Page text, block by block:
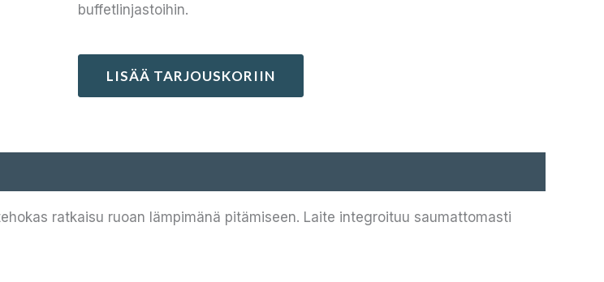
buffetlinjastoihin.
LISÄÄ TARJOUSKORIIN
ratkaisu ruoan lämpimänä pitämiseen. Laite integroituu saumattomasti